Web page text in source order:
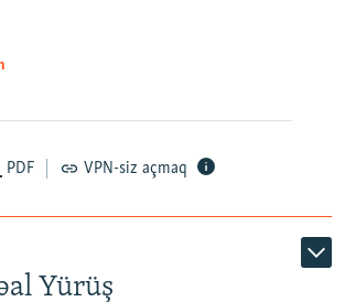
PDF VPN-siz açmaq
Yürüş